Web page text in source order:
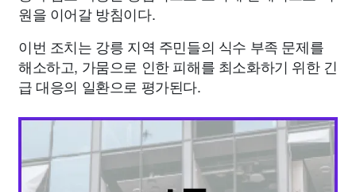
원을 이어갈 방침이다.
이번 조치는 강릉 지역 주민들의 식수 부족 문제를
해소하고, 가뭄으로 인한 피해를 최소화하기 위한 긴
급 대응의 일환으로 평가된다.